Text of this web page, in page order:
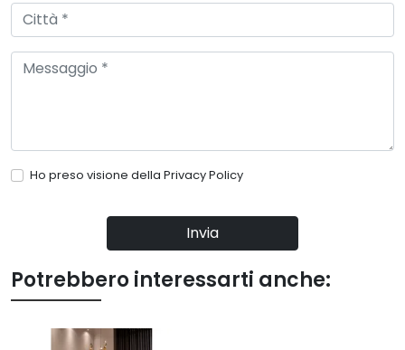
Ho preso visione della Privacy Policy
Invia
Potrebbero interessarti anche: